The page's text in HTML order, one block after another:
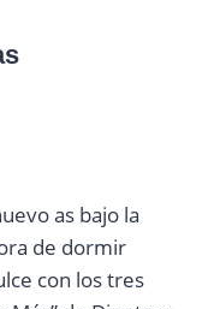
as bajo la
de dormir
con los tres